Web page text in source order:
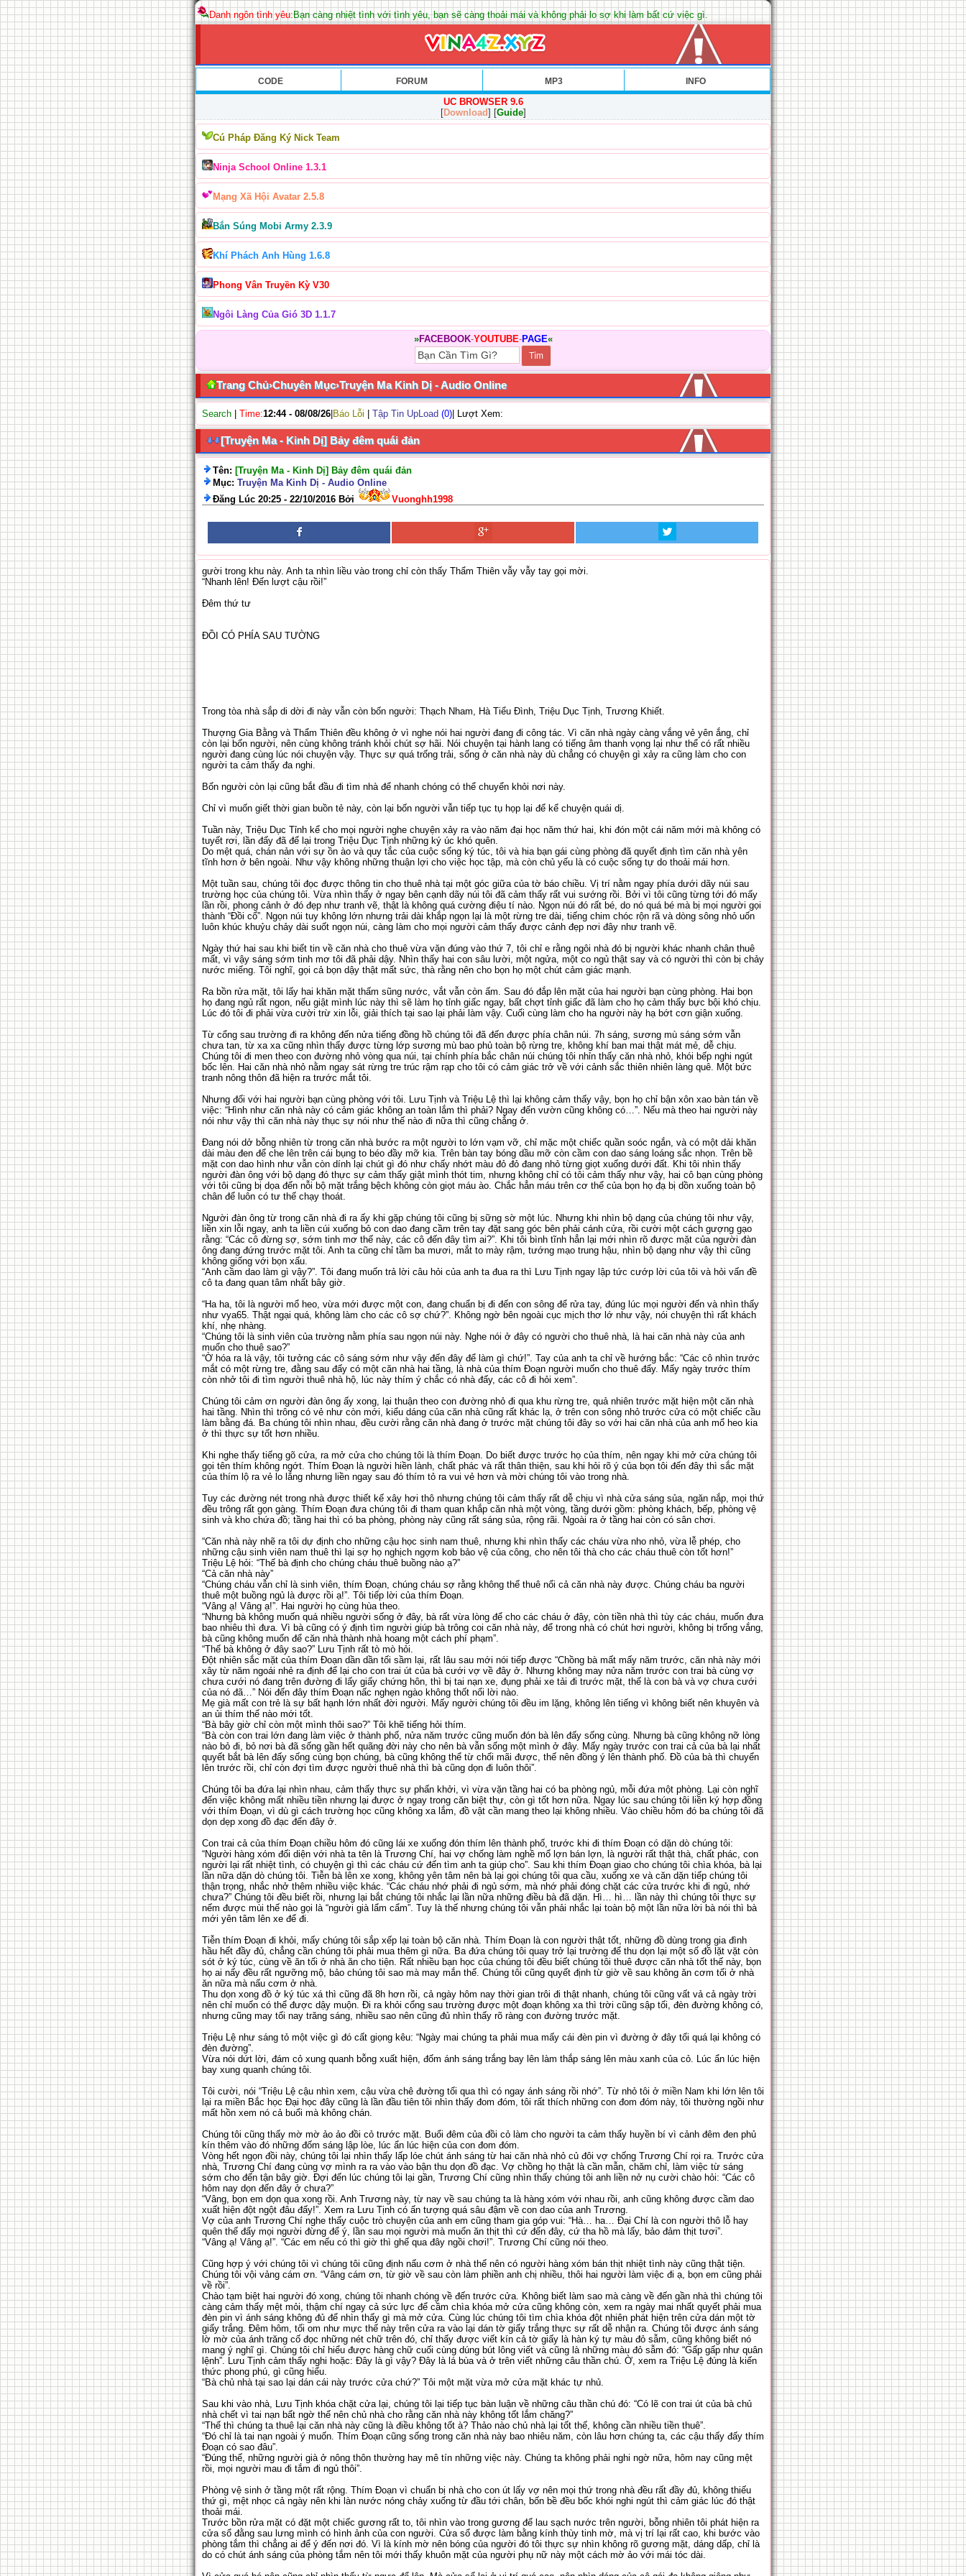
Danh ngôn tình yêu:Bạn càng nhiệt tình với tình yêu, bạn sẽ càng thoải mái và không phải lo sợ khi làm bất cứ việc gì.
CODE FORUM MP3 INFO
UC BROWSER 9.6
[Download] [Guide]
Cú Pháp Đăng Ký Nick Team
Ninja School Online 1.3.1
Mạng Xã Hội Avatar 2.5.8
Bắn Súng Mobi Army 2.3.9
Khí Phách Anh Hùng 1.6.8
Phong Vân Truyền Kỳ V30
Ngôi Làng Của Gió 3D 1.1.7
»FACEBOOK-YOUTUBE-PAGE«
Trang Chủ›Chuyên Mục›Truyện Ma Kinh Dị - Audio Online
Search Time:12:44 - 08/08/26 Báo Lỗi Tập Tin UpLoad (0) | Lượt Xem:
[Truyện Ma - Kinh Dị] Bảy đêm quái đản
Tên: [Truyện Ma - Kinh Dị] Bảy đêm quái đản
Mục: Truyện Ma Kinh Dị - Audio Online
Đăng Lúc 20:25 - 22/10/2016 Bởi
Vuonghh1998
gười trong khu này. Anh ta nhìn liều vào trong chỉ còn thấy Thẩm Thiên vẫy vẫy tay gọi mời.
“Nhanh lên! Đến lượt cậu rồi!”
Đêm thứ tư
ĐỒI CÓ PHÍA SAU TƯỜNG
Trong tòa nhà sắp di dời đi này vẫn còn bốn người: Thạch Nham, Hà Tiểu Đình, Triệu Dục Tịnh, Trương Khiết.
Thượng Gia Bằng và Thẩm Thiên đều không ở vì nghe nói hai người đang đi công tác. Vì căn nhà ngày càng vắng vẻ yên ắng, chỉ
còn lại bốn người, nên cùng không tránh khỏi chút sợ hãi. Nói chuyện tại hành lang có tiếng âm thanh vọng lại như thể có rất nhiều
người đang cùng lúc nói chuyện vậy. Thực sự quá trống trải, sống ở căn nhà này dù chẳng có chuyện gì xảy ra cũng làm cho con
người ta cảm thấy đa nghi.
Bốn người còn lại cũng bắt đầu đi tìm nhà để nhanh chóng có thể chuyển khỏi nơi này.
Chỉ vì muốn giết thời gian buồn tẻ này, còn lại bốn người vẫn tiếp tục tụ họp lại để kể chuyện quái dị.
Tuần này, Triệu Dục Tỉnh kể cho mọi người nghe chuyện xảy ra vào năm đại học năm thứ hai, khi đón một cái năm mới mà không có
tuyết rơi, lần đấy đã để lại trong Triệu Dục Tịnh những ký úc khó quên.
Do mệt quá, chán nản với sự ồn ào và quy tắc của cuộc sống ký túc, tôi và hia bạn gái cùng phòng đã quyết định tìm căn nhà yên
tĩnh hơn ở bên ngoài. Như vậy không những thuận lợi cho việc học tập, mà còn chủ yếu là có cuộc sống tự do thoải mái hơn.
Một tuần sau, chúng tôi đọc được thông tin cho thuê nhà tại một góc giữa của tờ báo chiều. Vị trí nằm ngay phía dưới dãy núi sau
trường học của chúng tôi. Vừa nhìn thấy ở ngay bên cạnh dãy núi tôi đã cảm thấy rất vui sướng rồi. Bởi vì tôi cũng từng tới đó mấy
lần rồi, phong cảnh ở đó đẹp như tranh vẽ, thật là không quá cường điệu tí nào. Ngọn núi đó rất bé, do nó quá bé mà bị mọi người gọi
thành “Đồi cổ”. Ngọn núi tuy không lớn nhưng trải dài khắp ngọn lại là một rừng tre dài, tiếng chim chóc rộn rã và dòng sông nhỏ uốn
luôn khúc khuỷu chảy dài suốt ngọn núi, càng làm cho mọi người cảm thấy được cảnh đẹp nơi đây như tranh vẽ.
Ngày thứ hai sau khi biết tin về căn nhà cho thuê vừa vặn đúng vào thứ 7, tôi chỉ e rằng ngôi nhà đó bị người khác nhanh chân thuê
mất, vì vậy sáng sớm tinh mơ tôi đã phải dậy. Nhìn thấy hai con sâu lười, một ngửa, một co ngủ thật say và có người thì còn bị chảy
nước miếng. Tôi nghĩ, gọi cả bọn dậy thật mất sức, thà rằng nên cho bọn họ một chút cảm giác mạnh.
Ra bồn rửa mặt, tôi lấy hai khăn mặt thấm sũng nước, vắt vẫn còn ấm. Sau đó đắp lên mặt của hai người bạn cùng phòng. Hai bọn
họ đang ngủ rất ngon, nếu giật mình lúc này thì sẽ làm họ tỉnh giấc ngay, bất chợt tỉnh giấc đã làm cho họ cảm thấy bực bội khó chịu.
Lúc đó tôi đi phải vừa cười trừ xin lỗi, giải thích tại sao lại phải làm vậy. Cuối cùng làm cho ha người này hạ bớt cơn giận xuống.
Từ cổng sau trường đi ra không đến nửa tiếng đồng hồ chúng tôi đã đến được phía chân núi. 7h sáng, sương mù sáng sớm vẫn
chưa tan, từ xa xa cũng nhìn thấy được từng lớp sương mù bao phủ toàn bộ rừng tre, không khí ban mai thật mát mẻ, dễ chịu.
Chúng tôi đi men theo con đường nhỏ vòng qua núi, tại chính phía bắc chân núi chúng tôi nhỉn thấy căn nhà nhỏ, khói bếp nghi ngút
bốc lên. Hai căn nhà nhỏ nằm ngay sát rừng tre trúc rậm rạp cho tôi có cảm giác trở về với cảnh sắc thiên nhiên làng quê. Một bức
tranh nông thôn đã hiện ra trước mắt tôi.
Nhưng đối với hai người bạn cùng phòng với tôi. Lưu Tịnh và Triệu Lệ thì lại không cảm thấy vậy, bọn họ chỉ bận xôn xao bàn tán về
việc: “Hình như căn nhà này có cảm giác không an toàn lắm thì phải? Ngay đến vườn cũng không có…”. Nếu mà theo hai người này
nói như vậy thì căn nhà này thục sự nói như thế nào đi nữa thì cũng chẳng ở.
Đang nói dở bỗng nhiên từ trong căn nhà bước ra một người to lớn vạm vỡ, chỉ mặc một chiếc quần soóc ngắn, và có một dải khăn
dài màu đen để che lên trên cái bụng to béo đầy mỡ kia. Trên bàn tay bóng dầu mỡ còn cầm con dao sáng loáng sắc nhọn. Trên bề
mặt con dao hình như vẫn còn dính lại chút gì đó như chấy nhớt màu đỏ đỏ đang nhỏ từng giọt xuống dưới đất. Khi tôi nhìn thấy
người đàn ông với bộ dạng đó thực sự cảm thấy giật mình thót tim, nhưng không chỉ có tôi cảm thấy như vậy, hai cô bạn cùng phòng
với tôi cũng bị dọa đến nỗi bộ mặt trắng bệch không còn giọt máu ào. Chắc hẳn máu trên cơ thể của bọn họ đạ bị dồn xuống toàn bộ
chân để luôn có tư thế chạy thoát.
Người đàn ông từ trong căn nhà đi ra ấy khi gặp chúng tôi cũng bị sững sờ một lúc. Nhưng khi nhìn bộ dạng của chúng tôi như vậy,
liền xin lỗi ngay, anh ta liền cúi xuống bỏ con dao đang cầm trên tay đặt sang góc bên phải cánh cửa, rồi cười một cách gượng gạo
rằng: “Các cô đừng sợ, sớm tinh mơ thế này, các cô đến đây tìm ai?”. Khi tôi bình tĩnh hẳn lại mới nhìn rõ được mặt của người đàn
ông đang đứng trước mặt tôi. Anh ta cũng chỉ tầm ba mươi, mắt to mày rậm, tướng mạo trung hậu, nhìn bộ dạng như vậy thì cũng
không giống với bọn xấu.
“Anh cầm dao làm gì vậy?”. Tôi đang muốn trả lời câu hỏi của anh ta đua ra thì Lưu Tịnh ngay lập tức cướp lời của tôi và hỏi vấn đề
cô ta đang quan tâm nhất bây giờ.
“Ha ha, tôi là người mổ heo, vừa mới được một con, đang chuẩn bị đi đến con sông để rửa tay, đúng lúc mọi người đến và nhìn thấy
như vya65. Thật ngại quá, không làm cho các cô sợ chứ?”. Không ngờ bên ngoài cục mịch thơ lớ như vậy, nói chuyện thì rất khách
khí, nhẹ nhàng.
“Chúng tôi là sinh viên của trường nằm phía sau ngọn núi này. Nghe nói ở đây có người cho thuê nhà, là hai căn nhà này của anh
muốn cho thuê sao?”
“Ờ hóa ra là vậy, tôi tưởng các cô sáng sớm như vậy đến đây để làm gì chứ!”. Tay của anh ta chỉ về hướng bắc: “Các cô nhìn trước
mắt có một rừng tre, đằng sau đấy có một căn nhà hai tầng, là nhà của thím Đoạn người muốn cho thuê đấy. Mấy ngày trước thím
còn nhở tôi đi tìm người thuê nhà hộ, lúc này thím ý chắc có nhà đấy, các cô đi hỏi xem”.
Chúng tôi cảm ơn người đàn ông ấy xong, lại thuận theo con đường nhỏ đi qua khu rừng tre, quả nhiên trước mặt hiện một căn nhà
hai tầng. Nhìn thì trông có vẻ như còn mới, kiểu dáng của căn nhà cũng rất khác lạ, ở trên con sông nhỏ trước cửa có một chiếc cầu
làm bằng đá. Ba chúng tôi nhìn nhau, đều cười rằng căn nhà đang ở trước mặt chúng tôi đây so với hai căn nhà của anh mổ heo kia
ở thì thực sự tốt hơn nhiều.
Khi nghe thấy tiếng gõ cửa, ra mở cửa cho chúng tôi là thím Đoạn. Do biết được trước họ của thím, nên ngay khi mở cửa chúng tôi
gọi tên thím không ngớt. Thím Đoạn là người hiền lành, chất phác và rất thân thiện, sau khi hỏi rõ ý của bọn tôi đến đây thì sắc mặt
của thím lộ ra vẻ lo lắng nhưng liền ngay sau đó thím tỏ ra vui vẻ hơn và mời chúng tôi vào trong nhà.
Tuy các đường nét trong nhà được thiết kế xây hơi thô nhưng chúng tôi cảm thấy rất dễ chịu vì nhà cửa sáng sủa, ngăn nắp, mọi thứ
đều trông rất gọn gàng. Thím Đoạn đưa chúng tôi đi tham quan khắp căn nhà một vòng, tầng dưới gồm: phòng khách, bếp, phòng vệ
sinh và kho chứa đồ; tầng hai thì có ba phòng, phòng này cũng rất sáng sủa, rộng rãi. Ngoài ra ở tầng hai còn có sân chơi.
“Căn nhà này nhẽ ra tôi dự định cho những cậu học sinh nam thuê, nhưng khi nhìn thấy các cháu vừa nho nhỏ, vừa lễ phép, cho
những cậu sinh viên nam thuê thì lại sợ họ nghịch ngợm kob bảo vệ của công, cho nên tôi thà cho các cháu thuê còn tốt hơn!”
Triệu Lệ hỏi: “Thế bà định cho chúng cháu thuê buồng nào ạ?”
“Cả căn nhà này”
“Chúng cháu vẫn chỉ là sinh viên, thím Đoạn, chúng cháu sợ rằng không thể thuê nổi cả căn nhà này được. Chúng cháu ba người
thuê một buồng ngủ là được rồi ạ!”. Tôi tiếp lời của thím Đoạn.
“Vâng ạ! Vâng ạ!”. Hai người họ cùng hùa theo.
“Nhưng bà không muốn quá nhiều người sống ở đây, bà rất vừa lòng để cho các cháu ở đây, còn tiền nhà thì tùy các cháu, muốn đưa
bao nhiêu thì đưa. Vì bà cũng có ý định tìm người giúp bà trông coi căn nhà này, để trong nhà có chút hơi người, không bị trống vắng,
bà cũng không muốn để căn nhà thành nhà hoang một cách phí phạm”.
“Thế bà không ở đây sao?” Lưu Tịnh rất tò mò hỏi.
Đột nhiên sắc mặt của thím Đoạn dần dần tối sầm lại, rất lâu sau mới nói tiếp được “Chồng bà mất mấy năm trước, căn nhà này mới
xây từ năm ngoái nhẻ ra định để lại cho con trai út của bà cưới vợ về đây ở. Nhưng không may nửa năm trước con trai bà cùng vợ
chưa cưới nó đang trên đường đi lấy giấy chứng hôn, thì bị tai nạn xe, đụng phải xe tải đi trước mặt, thế là con bà và vợ chưa cưới
của nó đã…” Nói đến đây thím Đoạn nấc nghẹn ngào không thốt nổi lời nào.
Mẹ già mất con trẻ là sự bất hạnh lớn nhất đời người. Mấy người chúng tôi đều im lặng, không lên tiếng vì không biết nên khuyên và
an ủi thím thế nào mới tốt.
“Bà bây giờ chỉ còn một mình thôi sao?” Tôi khẽ tiếng hỏi thím.
“Bà còn con trai lớn đang làm việc ở thành phố, nửa năm trước cũng muốn đón bà lên đấy sống cùng. Nhưng bà cũng không nỡ lòng
nào bỏ đi, bỏ nơi bà đã sống gần hết quãng đời này cho nên bà vẫn sống một mình ở đây. Mấy ngày trước con trai cả của bà lại nhất
quyết bắt bà lên đấy sống cùng bọn chúng, bà cũng không thể từ chối mãi được, thế nên đồng ý lên thành phố. Đồ của bà thì chuyển
lên trước rồi, chỉ còn đợi tìm được người thuê nhà thì bà cũng dọn đi luôn thôi”.
Chúng tôi ba đứa lại nhìn nhau, cảm thấy thực sự phấn khởi, vì vừa vặn tầng hai có ba phòng ngủ, mỗi đứa một phòng. Lại còn nghĩ
đến việc không mất nhiều tiền nhưng lại được ở ngay trong căn biệt thự, còn gì tốt hơn nữa. Ngay lúc sau chúng tôi liền ký hợp đồng
với thím Đoạn, vì dù gì cách trường học cũng không xa lắm, đồ vật cần mang theo lại không nhiều. Vào chiều hôm đó ba chúng tôi đã
dọn dẹp xong đồ đạc đến đây ở.
Con trai cả của thím Đoạn chiều hôm đó cũng lái xe xuống đón thím lên thành phố, trước khi đi thím Đoạn có dặn dò chúng tôi:
“Người hàng xóm đối diện với nhà ta tên là Trương Chí, hai vợ chống làm nghề mổ lợn bán lợn, là người rất thật thà, chất phác, con
người lại rất nhiệt tình, có chuyện gì thì các cháu cứ đến tìm anh ta giúp cho”. Sau khi thím Đoạn giao cho chúng tôi chìa khóa, bà lại
lần nữa dặn dò chúng tôi. Tiễn bà lên xe xong, không yên tâm nên bà lại gọi chúng tôi qua cầu, xuống xe và căn dặn tiếp chúng tôi
thận trọng, nhắc nhở thêm nhiều việc khác. “Các cháu nhớ phải đi ngủ sớm, mà nhớ phải đóng chặt các cửa trước khi đi ngủ, nhớ
chưa?” Chúng tôi đều biết rồi, nhưng lại bắt chúng tôi nhắc lại lần nữa những điều bà đã dặn. Hì… hì… lần này thì chúng tôi thực sự
nếm được mùi thế nào gọi là “người già lẩm cẩm”. Tuy là thế nhưng chúng tôi vẫn phải nhắc lại toàn bộ một lần nữa lời bà nói thì bà
mới yên tâm lên xe để đi.
Tiễn thím Đoạn đi khỏi, mấy chúng tôi sắp xếp lại toàn bộ căn nhà. Thím Đoạn là con người thật tốt, những đồ dùng trong gia đình
hầu hết đầy đủ, chẳng cần chúng tôi phải mua thêm gì nữa. Ba đứa chúng tôi quay trở lại trường để thu dọn lại một số đồ lặt vặt còn
sót ở ký túc, cùng về ăn tối ở nhà ăn cho tiện. Rất nhiều bạn học của chúng tôi đều biết chúng tôi thuê được căn nhà tốt thế này, bọn
họ ai nấy đều rất ngưỡng mộ, bảo chúng tôi sao mà may mắn thế. Chúng tôi cũng quyết định từ giờ về sau không ăn cơm tối ở nhà
ăn nữa mà nấu cơm ở nhà.
Thu dọn xong đồ ở ký túc xá thì cũng đã 8h hơn rồi, cả ngày hôm nay thời gian trôi đi thật nhanh, chúng tôi cũng vất vả cả ngày trời
nên chỉ muốn có thể được dậy muộn. Đi ra khỏi cổng sau trường được một đoạn không xa thì trời cũng sập tối, đèn đường không có,
nhưng cũng may tối nay trăng sáng, nhiều sao nên cũng đủ nhìn thấy rõ ràng con đường trước mặt.
Triệu Lệ như sáng tỏ một việc gì đó cất giọng kêu: “Ngày mai chúng ta phải mua mấy cái đèn pin vì đường ở đây tối quá lại không có
đèn đường”.
Vừa nói dứt lời, đám cỏ xung quanh bỗng xuất hiện, đốm ánh sáng trắng bay lên làm thắp sáng lên màu xanh của cỏ. Lúc ẩn lúc hiện
bay xung quanh chúng tôi.
Tôi cười, nói “Triệu Lệ cậu nhìn xem, cậu vừa chê đường tối qua thì có ngay ánh sáng rồi nhớ”. Từ nhỏ tôi ở miền Nam khi lớn lên tôi
lại ra miền Bắc học Đại học đây cũng là lần đầu tiên tôi nhìn thấy đom đóm, tôi rất thích những con đom đóm này, tôi thường ngồi như
mất hồn xem nó cả buổi mà không chán.
Chúng tôi cũng thấy mờ mờ ảo ảo đồi cỏ trước mặt. Buổi đêm của đồi cỏ làm cho người ta cảm thấy huyền bí vì cảnh đêm đen phủ
kín thêm vào đó những đốm sáng lập lòe, lúc ẩn lúc hiện của con đom đóm.
Vòng hết ngọn đồi này, chúng tôi lại nhìn thấy lấp lóe chút ánh sáng từ hai căn nhà nhỏ củ đôi vợ chống Trương Chí rọi ra. Trước cửa
nhà, Trương Chí đang cùng vợ mình ra ra vào vào bận thu dọn đồ đạc. Vợ chồng họ thật là cần mẫn, chăm chỉ, làm việc từ sáng
sớm cho đến tận bây giờ. Đợi đến lúc chúng tôi lại gần, Trương Chí cũng nhìn thấy chúng tôi anh liền nở nụ cười chào hỏi: “Các cô
hôm nay dọn đến đây ở chưa?”
“Vâng, bọn em dọn qua xong rồi. Anh Trương này, từ nay về sau chúng ta là hàng xóm với nhau rồi, anh cũng không được cầm dao
xuất hiện đột ngột đâu đấy!”. Xem ra Lưu Tịnh có ấn tượng quá sâu đậm về con dao của anh Trương.
Vợ của anh Trương Chí nghe thấy cuộc trò chuyện của anh em cũng tham gia góp vui: “Hà… ha… Đại Chí là con người thô lỗ hay
quên thế đấy mọi người đừng để ý, lần sau mọi người mà muốn ăn thịt thì cứ đến đây, cứ tha hồ mà lấy, bảo đảm thịt tươi”.
“Vâng ạ! Vâng ạ!”. “Các em nếu có thì giờ thì ghế qua đây ngồi chơi!”. Trương Chí cũng nói theo.
Cũng hợp ý với chúng tôi vì chúng tôi cũng định nấu cơm ở nhà thế nên có người hàng xóm bán thịt nhiệt tình này cũng thật tiện.
Chúng tôi vội vảng cám ơn. “Vâng cám ơn, từ giờ về sau còn làm phiền anh chị nhiều, thôi hai người làm việc đi ạ, bọn em cũng phải
về rồi”.
Chào tạm biệt hai người đó xong, chúng tôi nhanh chóng về đến trước cửa. Không biết làm sao mà càng về đến gần nhà thì chúng tôi
càng cảm thấy mệt mỏi, thậm chí ngay cả sức lực để cầm chìa khóa mở cửa cũng không còn, xem ra ngày mai nhất quyết phải mua
đèn pin vì ánh sáng không đủ để nhìn thấy gì mà mở cửa. Cùng lúc chúng tôi tìm chìa khóa đột nhiên phát hiện trên cửa dán một tờ
giấy trắng. Đêm hôm, tối om như mực thế này trên cửa ra vào lại dán tờ giấy trắng thực sự rất dễ nhận ra. Chúng tôi được ánh sáng
lờ mờ của ánh trăng cố đọc những nét chữ trên đó, chỉ thấy được viết kín cả tờ giấy là hàn ký tự màu đỏ sẫm, cũng không biết nó
mang ý nghĩ gì. Chúng tôi chỉ hiểu được hàng chữ cuối cùng dúng bút lông viết và cũng là những màu đỏ sẫm đó: “Gấp gấp như quân
lệnh”. Lưu Tịnh cảm thấy nghi hoặc: Đây là gì vậy? Đây là lá bùa và ở trên viết những câu thần chú. Ờ, xem ra Triệu Lệ đúng là kiến
thức phong phú, gì cũng hiểu.
“Bà chủ nhà tại sao lại dán cái này trước cửa chứ?” Tôi một mặt vừa mở cửa mặt khác tự nhủ.
Sau khi vào nhà, Lưu Tịnh khóa chặt cửa lại, chúng tôi lại tiếp tục bàn luận về những câu thần chú đó: “Có lẽ con trai út của bà chủ
nhà chết vì tai nạn bất ngờ thế nên chủ nhà cho rằng căn nhà này không tốt lắm chăng?”
“Thế thì chúng ta thuê lại căn nhà này cũng là điều không tốt à? Thảo nào chủ nhà lại tốt thế, không cần nhiều tiền thuê”.
“Đó chỉ là tai nạn ngoài ý muốn. Thím Đoạn cũng sống trong căn nhà này bao nhiêu năm, còn lâu hơn chúng ta, các cậu thấy đấy thím
Đoạn có sao đâu”.
“Đúng thế, những người già ở nông thôn thường hay mê tín những việc này. Chúng ta không phải nghi ngờ nữa, hôm nay cũng mệt
rồi, mọi người mau đi tắm đi ngủ thôi”.
Phòng vệ sinh ở tầng một rất rộng. Thím Đoạn vì chuẩn bị nhà cho con út lấy vợ nên mọi thứ trong nhà đều rất đầy đủ, không thiếu
thứ gì, mệt nhọc cả ngày nên khi làn nước nóng chảy xuống từ đầu tới chân, bốn bề đều bốc khói nghi ngút thì cảm giác lúc đó thật
thoải mái.
Trước bồn rửa mặt có đặt một chiếc gương rất to, tôi nhìn vào trong gương để lau sạch nước trên người, bỗng nhiên tôi phát hiện ra
cửa sổ đằng sau lưng mình có hình ảnh của con người. Cửa sổ được làm bằng kính thùy tinh mờ, mà vị trí lại rất cao, khi bước vào
phòng tắm thì chẳng ai để ý đến nơi đó. Vì là kính mờ nên bóng của người đó tôi thực sự nhìn không rõ gương mặt, dáng dấp, chỉ là
do có chút ánh sáng của phòng tắm nên tôi mới thấy khuôn mặt của người phụ nữ này một cách mờ ảo với mái tóc dài.